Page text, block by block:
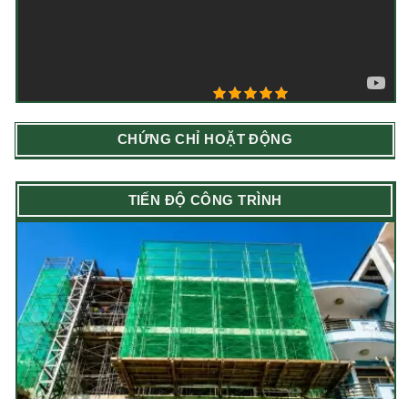
5/5 - (1 bình chọn)
CHỨNG CHỈ HOẶT ĐỘNG
TIẾN ĐỘ CÔNG TRÌNH